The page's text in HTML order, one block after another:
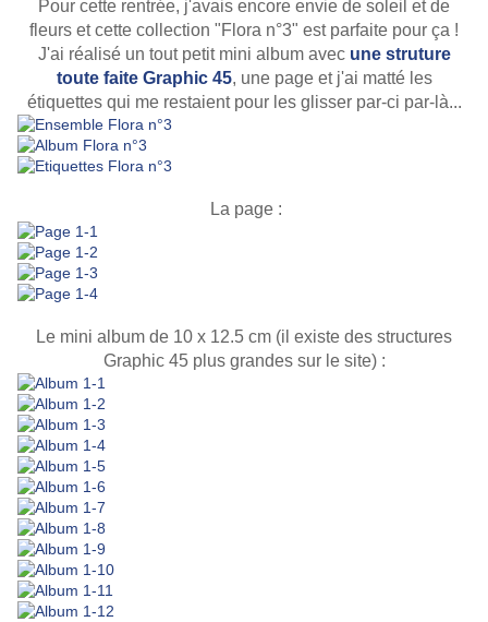
Pour cette rentrée, j'avais encore envie de soleil et de
fleurs et cette collection "Flora n°3" est parfaite pour ça !
J'ai réalisé un tout petit mini album avec une struture
toute faite Graphic 45, une page et j'ai matté les
étiquettes qui me restaient pour les glisser par-ci par-là...
La page :
Le mini album de 10 x 12.5 cm (il existe des structures
Graphic 45 plus grandes sur le site) :